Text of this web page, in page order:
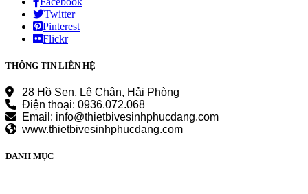
Twitter
Pinterest
Flickr
THÔNG TIN LIÊN HỆ
28 Hồ Sen, Lê Chân, Hải Phòng
Điện thoại: 0936.072.068
Email: info@thietbivesinhphucdang.com
www.thietbivesinhphucdang.com
DANH MỤC